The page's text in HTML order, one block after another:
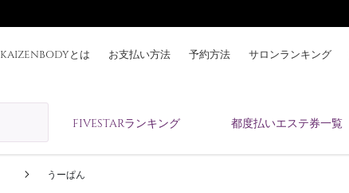
KAIZENBODYとは お支払い方法 予約方法 サロンランキング
FIVESTARランキング 都度払いエステ券一覧
お支払い方法
予約方法
うーぱん